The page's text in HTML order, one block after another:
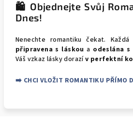
🛍️ Objednejte Svůj
Dnes!
Nenechte romantiku čekat.
připravena s láskou a odeslána
Váš vzkaz lásky dorazív perfektní
➡️ CHCI VLOŽIT ROMANTIKU PŘÍMO